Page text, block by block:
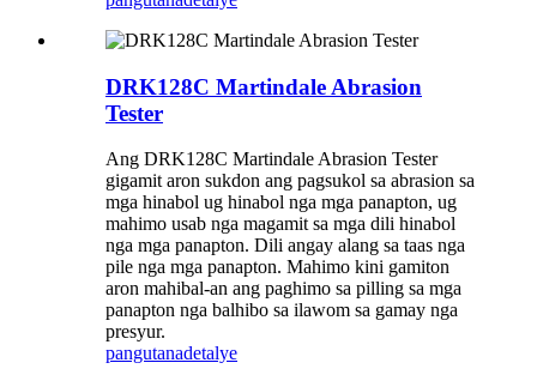
DRK128C Martindale Abrasion
Tester
Ang DRK128C Martindale Abrasion Tester
gigamit aron sukdon ang pagsukol sa abrasion sa
mga hinabol ug hinabol nga mga panapton, ug
mahimo usab nga magamit sa mga dili hinabol
nga mga panapton. Dili angay alang sa taas nga
pile nga mga panapton. Mahimo kini gamiton
aron mahibal-an ang paghimo sa pilling sa mga
panapton nga balhibo sa ilawom sa gamay nga
presyur.
pangutanadetalye